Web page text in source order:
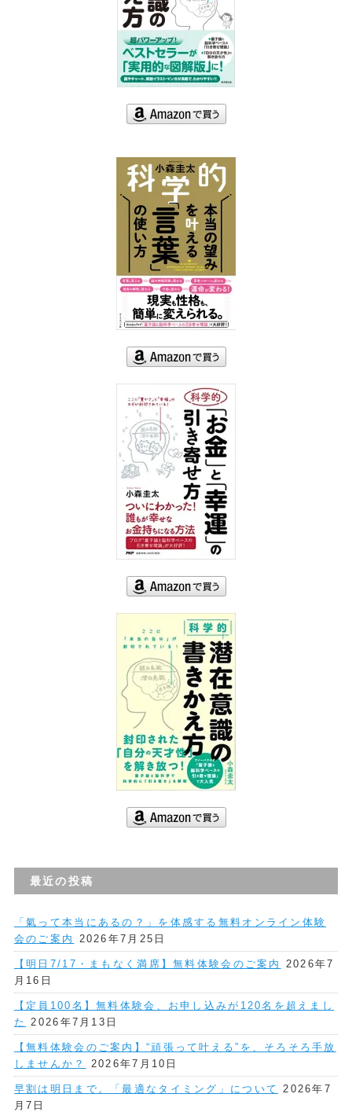
最近の投稿
「氣って本当にあるの？」を体感する無料オンライン体験
会のご案内
2026年7月25日
【明日7/17・まもなく満席】無料体験会のご案内
2026年7
月16日
【定員100名】無料体験会、お申し込みが120名を超えまし
た
2026年7月13日
【無料体験会のご案内】“頑張って叶える”を、そろそろ手放
しませんか？
2026年7月10日
早割は明日まで。「最適なタイミング」について
2026年7
月7日